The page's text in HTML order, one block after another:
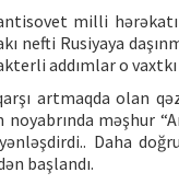
milli
nefti Rusiyaya
addımlar o
artmaqda olan
noyabrında məşhur
Daha
başlandı.